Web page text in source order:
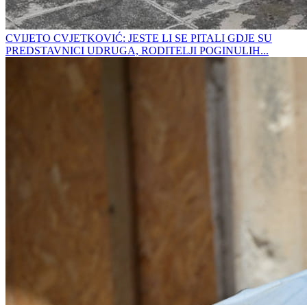
CVIJETO CVJETKOVIĆ: JESTE LI SE PITALI GDJE SU
PREDSTAVNICI UDRUGA, RODITELJI POGINULIH...